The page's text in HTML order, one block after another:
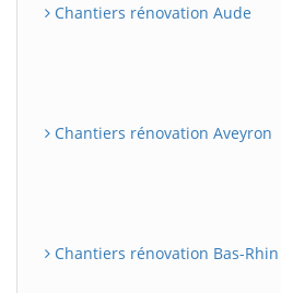
Chantiers rénovation Aude
Chantiers rénovation Aveyron
Chantiers rénovation Bas-Rhin